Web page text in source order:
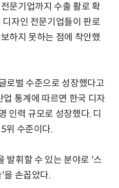
문기업까지 수출 활로 확
자인 전문기업들이 판로
하지 못하는 점에 착안했
로벌 수준으로 성장했다고
통계에 따르면 한국 디자
인력 규모로 성장했다. 디
위 수준이다.
발휘할 수 있는 분야로 '스
을 손꼽았다.